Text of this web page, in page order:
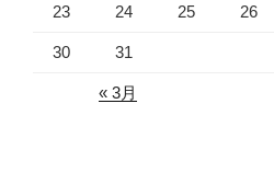
23 24 25 26
30 31
« 3月